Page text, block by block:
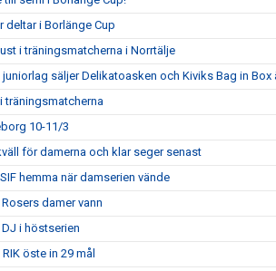
deltar i Borlänge Cup
i träningsmatcherna i Norrtälje
juniorlag säljer Delikatoasken och Kiviks Bag in
träningsmatcherna
10-11/3
för damerna och klar seger senast
hemma när damserien vände
damer vann
i höstserien
öste in 29 mål